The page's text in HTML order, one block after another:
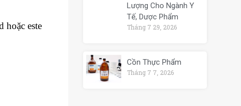
hoặc este
Lượng Cho Ngành Y
Tế, Dược Phẩm
Tháng 7 29, 2026
Cồn Thực Phẩm
Tháng 7 7, 2026